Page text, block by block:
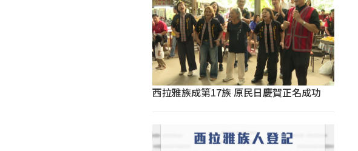
西拉雅族成第17族 原民日慶賀正名成功